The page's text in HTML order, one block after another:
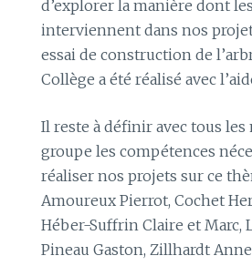
d’explorer la manière dont
interviennent dans nos
essai de construction de
Collège a été réalisé avec
Il reste à définir avec tous les
groupe les compétences
réaliser nos projets sur ce
Amoureux Pierrot, Cochet
Héber-Suffrin Claire et Marc,
Pineau Gaston, Zillhardt Anne